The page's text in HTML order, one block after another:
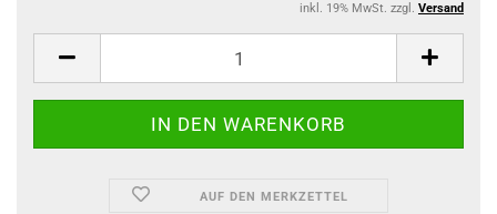
inkl. 19% MwSt. zzgl. Versand
AUF DEN MERKZETTEL